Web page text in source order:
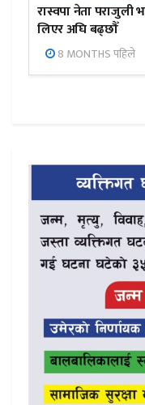
रास्वपा नेता
लिएर अघि बढ्छौँ
8 MONTHS पहिले